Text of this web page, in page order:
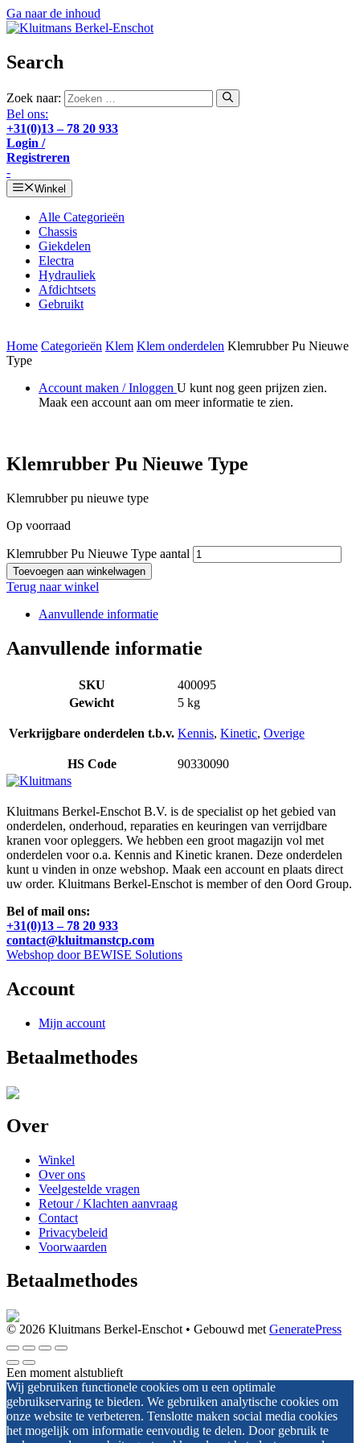
Ga naar de inhoud
Search
Zoek naar:
Bel ons:
+31(0)13 – 78 20 933
Login /
Registreren
-
Winkel
Alle Categorieën
Chassis
Giekdelen
Electra
Hydrauliek
Afdichtsets
Gebruikt
Home Categorieën Klem Klem onderdelen Klemrubber Pu Nieuwe
Type
Account maken / Inloggen U kunt nog geen prijzen zien.
Maak een account aan om meer informatie te zien.
Klemrubber Pu Nieuwe Type
Klemrubber pu nieuwe type
Op voorraad
Klemrubber Pu Nieuwe Type aantal
Toevoegen aan winkelwagen
Terug naar winkel
Aanvullende informatie
Aanvullende informatie
SKU
400095
Gewicht
5 kg
Verkrijgbare onderdelen t.b.v. Kennis, Kinetic, Overige
HS Code 90330090
Kluitmans Berkel-Enschot B.V. is de specialist op het gebied van
onderdelen, onderhoud, reparaties en keuringen van verrijdbare
kranen voor opleggers. We hebben een groot magazijn vol met
onderdelen voor o.a. Kennis and Kinetic kranen. Deze onderdelen
kunt u vinden in onze webshop. Maak een account en plaats direct
uw order. Kluitmans Berkel-Enschot is member of den Oord Group.
Bel of mail ons:
+31(0)13 – 78 20 933
contact@kluitmanstcp.com
Webshop door BEWISE Solutions
Account
Mijn account
Betaalmethodes
Over
Winkel
Over ons
Veelgestelde vragen
Retour / Klachten aanvraag
Contact
Privacybeleid
Voorwaarden
Betaalmethodes
© 2026 Kluitmans Berkel-Enschot • Gebouwd met GeneratePress
Een moment alstublieft
Wij gebruiken functionele cookies om u een optimale
gebruikservaring te bieden. We gebruiken analytische cookies om
onze website te verbeteren. Tenslotte maken social media cookies
het mogelijk om informatie eenvoudig te delen. Door gebruik te